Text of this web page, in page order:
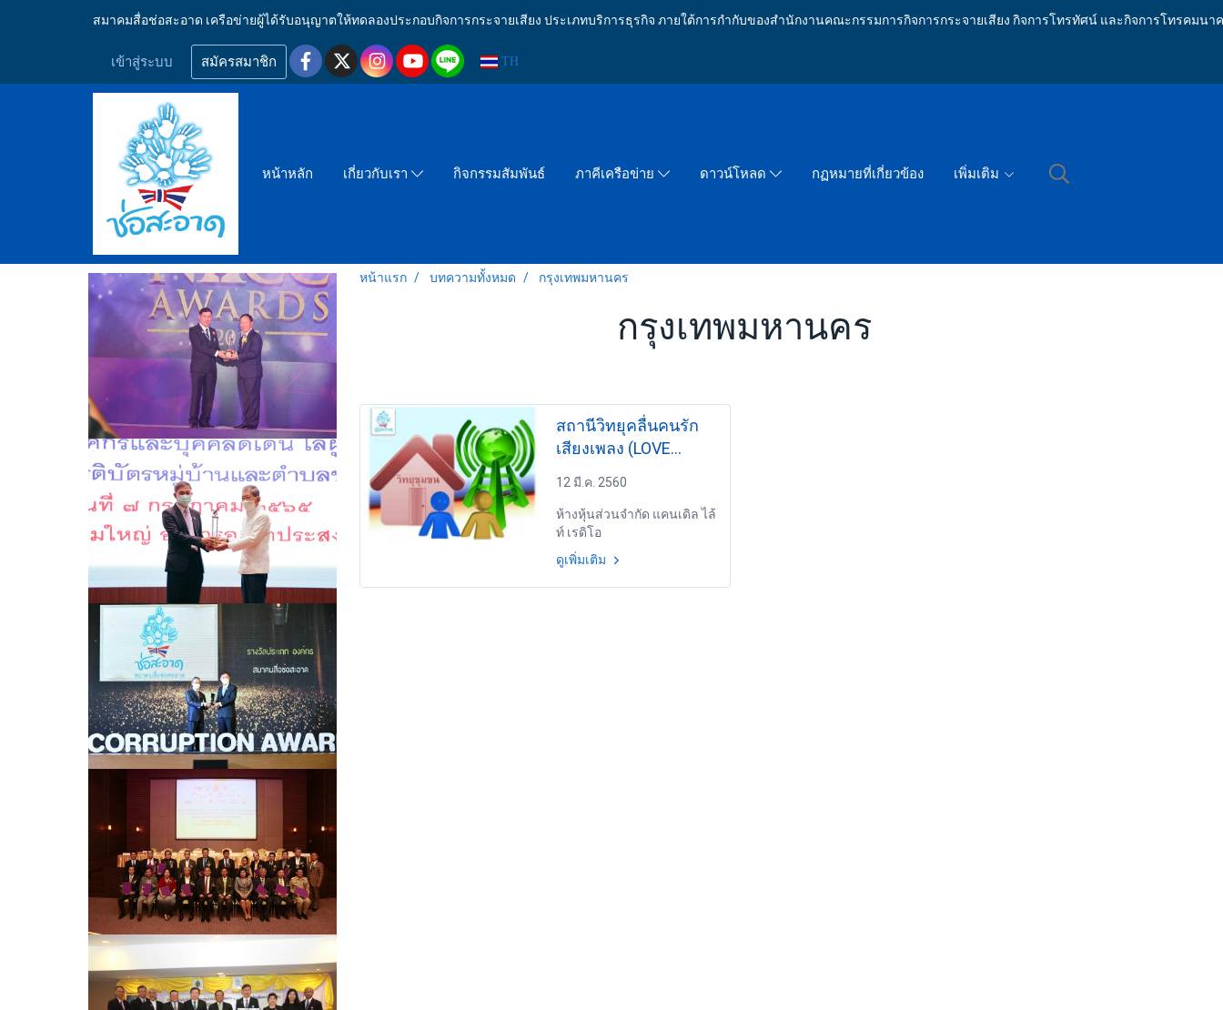
สมาคมสื่อช่อสะอาด เครือข่ายผู้ได้รับอนุญาตให้ทดลองประกอบกิจการกระจายเสียง ประเภทบริการธุรกิจ ภายใต้การกำกับของสำนักงานคณะกรรมการกิจการกระจายเสียง กิจการโทรทัศน์ และกิจการโทรคมนา
เข้าสู่ระบบ สมัครสมาชิก TH
หน้าหลัก เกี่ยวกับเรา กิจกรรมสัมพันธ์ ภาคีเครือข่าย ดาวน์โหลด กฏหมายที่เกี่ยวข้อง เพิ่มเติม
หน้าแรก บทความทั้งหมด กรุงเทพมหานคร
กรุงเทพมหานคร
สถานีวิทยุคลื่นคนรัก
เสียงเพลง (LOVE
12 มี.ค. 2560
ห้างหุ้นส่วนจำกัด แคนเดิล ไล้
ท์ เรดิโอ
ดูเพิ่มเติม